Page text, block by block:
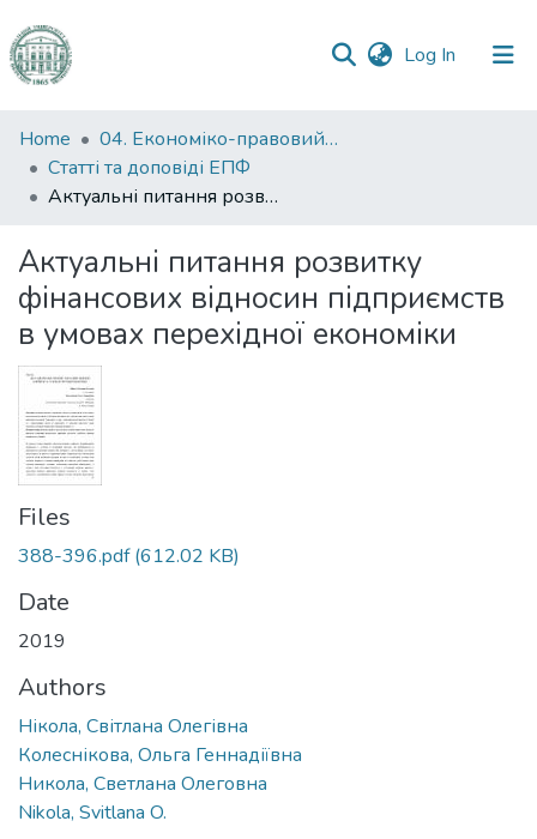
Log In (current)
Communities
&
Collections
Statistics
Home
04. Економіко-правовий факультет
Статті та доповіді ЕПФ
Актуальні питання розвитку фінансових відносин підприємств в умовах перехідної економіки
Актуальні питання розвитку
фінансових відносин підприємств
в умовах перехідної економіки
Files
388-396.pdf(612.02 KB)
Date
2019
Authors
Нікола, Світлана Олегівна
Колеснікова, Ольга Геннадіївна
Никола, Светлана Олеговна
Nikola, Svitlana O.